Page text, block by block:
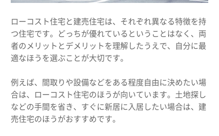
ローコスト住宅と建売住宅は、それぞれ異なる特徴を持
つ住宅です。どっちが優れているということはなく、両
者のメリットとデメリットを理解したうえで、自分に最
適なほうを選ぶことが大切です。
例えば、間取りや設備などをある程度自由に決めたい場
合は、ローコスト住宅のほうが向いています。土地探し
などの手間を省き、すぐに新居に入居したい場合は、建
売住宅のほうがおすすめです。